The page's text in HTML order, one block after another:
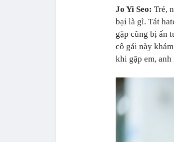
Jo Yi Seo: Trẻ,
bại là gì. Tát
gặp cũng bị ấn
cô gái này
khi gặp em,